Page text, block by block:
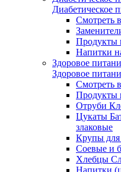
Диабетическое
Смотреть
Продукты
Напитки
Здоровое
Здоровое
Смотреть
Продукты
Отруби
Цукаты
злаковые
Крупы для
Соевые и
Хлебцы
Напитки